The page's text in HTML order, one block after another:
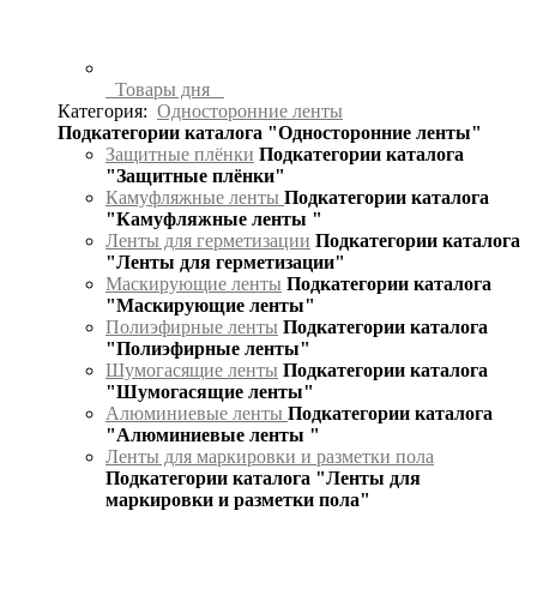
Товары дня
Категория: Односторонние ленты
Подкатегории каталога "Односторонние ленты"
Защитные плёнки Подкатегории каталога
"Защитные плёнки"
Камуфляжные ленты Подкатегории каталога
"Камуфляжные ленты "
Ленты для герметизации Подкатегории каталога
"Ленты для герметизации"
Маскирующие ленты Подкатегории каталога
"Маскирующие ленты"
Полиэфирные ленты Подкатегории каталога
"Полиэфирные ленты"
Шумогасящие ленты Подкатегории каталога
"Шумогасящие ленты"
Алюминиевые ленты Подкатегории каталога
"Алюминиевые ленты "
Ленты для маркировки и разметки пола
Подкатегории каталога "Ленты для
маркировки и разметки пола"